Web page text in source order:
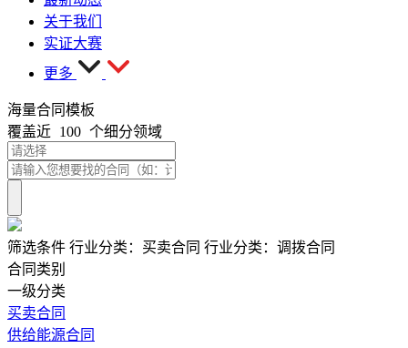
关于我们
实证大赛
更多
海量合同模板
覆盖近 100 个细分领域
筛选条件 行业分类： 买卖合同 行业分类： 调拨合同
合同类别
一级分类
买卖合同
供给能源合同